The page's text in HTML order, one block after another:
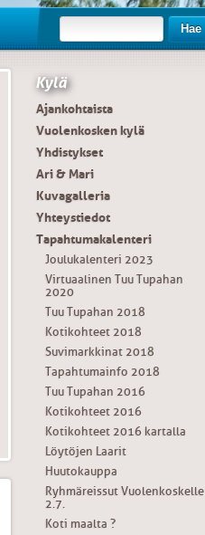
Hae
Kylä
Ajankohtaista
Vuolenkosken kylä
Yhdistykset
Ari & Mari
Kuvagalleria
Yhteystiedot
Tapahtumakalenteri
Joulukalenteri 2023
Virtuaalinen Tuu Tupahan
2020
Tuu Tupahan 2018
Kotikohteet 2018
Suvimarkkinat 2018
Tapahtumainfo 2018
Tuu Tupahan 2016
Kotikohteet 2016
Kotikohteet 2016 kartalla
Löytöjen Laarit
Huutokauppa
Ryhmäreissut Vuolenkoskelle
2.7.
Koti maalta ?